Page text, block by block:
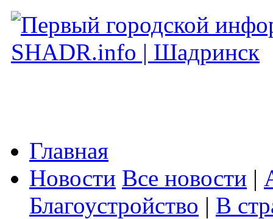
Главная
Новости Все новости |
Благоустройство | В